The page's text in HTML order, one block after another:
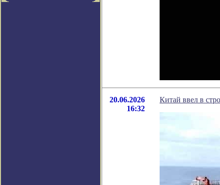
20.06.2026
16:32
Китай ввел в